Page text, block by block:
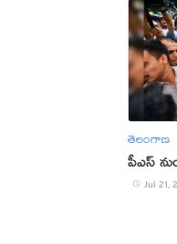
తెలంగాణ
పీఎస్‌
Jul 21,